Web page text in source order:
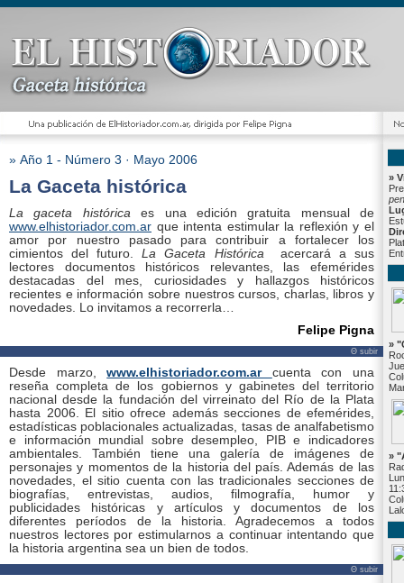
» Año 1 - Número 3 · Mayo 2006
La Gaceta histórica
La gaceta históricaes una edición gratuita mensual de
www.elhistoriador.com.ar que intenta estimular la reflexión y el
amor por nuestro pasado para contribuir a fortalecer los
cimientos del futuro.La Gaceta Históricaacercará a sus
lectores documentos históricos relevantes, las efemérides
destacadas del mes, curiosidades y hallazgos históricos
recientes e información sobre nuestros cursos, charlas, libros y
novedades. Lo invitamos a recorrerla…
Felipe Pigna
»
»
»
Θ subir
Desde marzo, www.elhistoriador.com.ar cuenta con una
reseña completa de los gobiernos y gabinetes del territorio
nacional desde la fundación del virreinato del Río de la Plata
hasta 2006. El sitio ofrece además secciones de efemérides,
estadísticas poblacionales actualizadas, tasas de analfabetismo
e información mundial sobre desempleo, PIB e indicadores
ambientales. También tiene una galería de imágenes de
personajes y momentos de la historia del país. Además de las
novedades, el sitio cuenta con las tradicionales secciones de
biografías, entrevistas, audios, filmografía, humor y
publicidades históricas y artículos y documentos de los
diferentes períodos de la historia. Agradecemos a todos
nuestros lectores por estimularnos a continuar intentando que
la historia argentina sea un bien de todos.
Θ subir